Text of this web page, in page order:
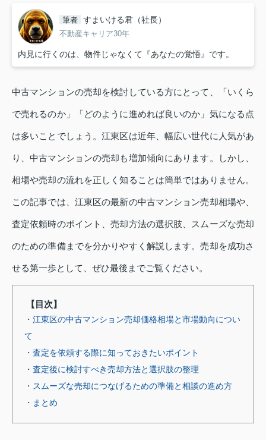
筆者 すまいける君（社長）
不動産キャリア30年
内見に行くのは、物件じゃなくて『あなたの覚悟』です。
中古マンションの売却を検討している方にとって、「いくら
で売れるのか」「どのように進めれば良いのか」気になる点
は多いことでしょう。江東区は近年、幅広い世代に人気があ
り、中古マンションの売却も増加傾向にあります。しかし、
相場や売却の流れを正しく知ることは簡単ではありません。
この記事では、江東区の最新の中古マンション売却相場や、
査定依頼時のポイント、売却方法の選択肢、スムーズな売却
のための準備までを分かりやすく解説します。売却を成功さ
せる第一歩として、ぜひ最後までご覧ください。
【目次】
・江東区の中古マンション売却価格相場と市場動向につい
て
・査定を依頼する際に知っておきたいポイント
・査定後に検討すべき売却方法と選択肢の整理
・スムーズな売却につなげるための準備と相談の進め方
・まとめ